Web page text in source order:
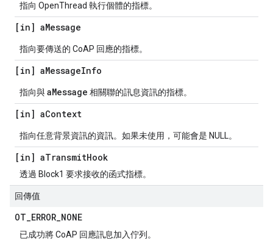
指向 OpenThread 執行個體的指標。
[in] aMessage
指向要傳送的 CoAP 回應的指標。
[in] aMessageInfo
指向與aMessage 相關聯的訊息資訊的指標。
[in] aContext
指向任意背景資訊的資訊。如果未使用，可能會是 NULL。
[in] aTransmitHook
透過 Block1 要求接收的函式指標。
回傳值
OT_ERROR_NONE
已成功將 CoAP 回應訊息加入佇列。